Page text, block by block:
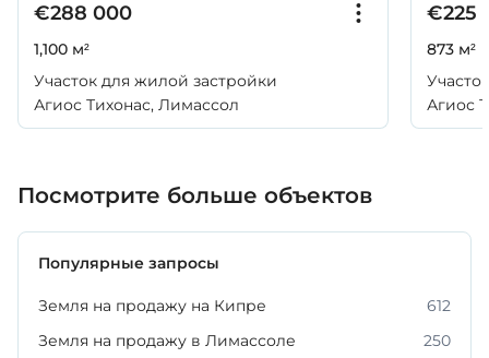
€288 000
1,100 м²
Участок для жилой застройки
Агиос Тихонас, Лимассол
€225
873 м²
Агиос
Посмотрите больше объектов
Популярные запросы
Земля на продажу на Кипре
612
Земля на продажу в Лимассоле
250